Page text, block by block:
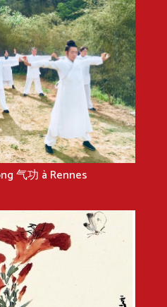
气功 à Rennes